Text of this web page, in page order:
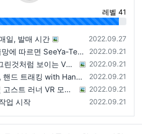
레벨 41
등록일
2022.09.27
일, 발매 시간
등록일
2022.09.21
[루머] 하드웨어 공급망에 따르면 SeeYa-Tech가 Apple에 여러 번 uOLED 샘플을 보냄
등록일
2022.09.21
모든것이 색연필로 그린것처럼 보이는 VRChat 월드
등록일
2022.09.21
메타, 인터렉션 SDK, 핸드 트래킹 with Hands 2.1에 대한 강연 예정
등록일
2022.09.21
Luke Ross, Stary 및 고스트 러너 VR 모드 공개
등록일
2022.09.21
업 시작